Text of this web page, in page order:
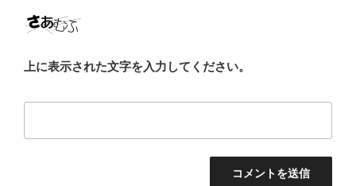
上に表示された文字を入力してください。